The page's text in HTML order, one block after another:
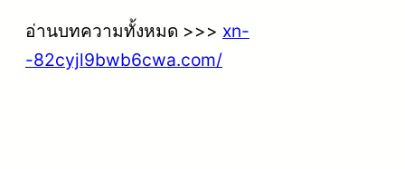
อ่านบทความทั้งหมด >>> xn-
-82cyjl9bwb6cwa.com/